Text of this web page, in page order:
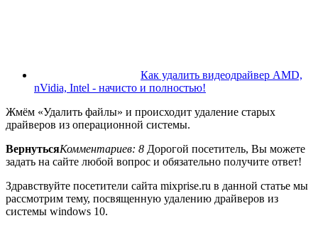
Как удалить видеодрайвер AMD,
nVidia, Intel - начисто и полностью!
Жмём «Удалить файлы» и происходит удаление старых
драйверов из операционной системы.
ВернутьсяКомментариев: 8 Дорогой посетитель, Вы можете
задать на сайте любой вопрос и обязательно получите ответ!
Здравствуйте посетители сайта mixprise.ru в данной статье мы
рассмотрим тему, посвященную удалению драйверов из
системы windows 10.